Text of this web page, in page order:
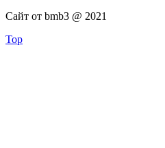
Сайт от bmb3 @ 2021
Top